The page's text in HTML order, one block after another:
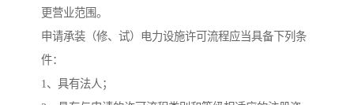
更营业范围。
申请承装（修、试）电力设施许可流程应当具备下列条
件：
1、具有法人；